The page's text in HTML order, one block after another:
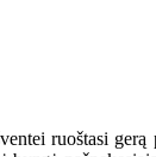
ruoštasi